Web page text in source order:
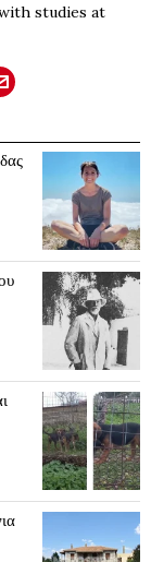
studies at